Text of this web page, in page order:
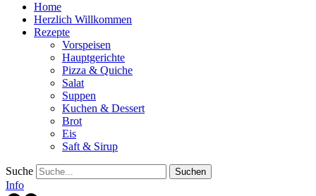
Home
Herzlich Willkommen
Rezepte
Vorspeisen
Hauptgerichte
Pizza & Quiche
Salat
Suppen
Kuchen & Dessert
Brot
Eis
Saft & Sirup
Suche
Info